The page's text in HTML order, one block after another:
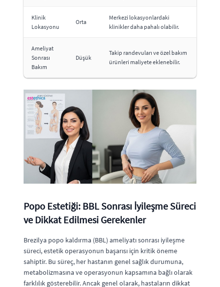
Klinik
Lokasyonu
Orta
Merkezi lokasyonlardaki
klinikler daha pahalı olabilir.
Ameliyat
Sonrası
Bakım
Düşük
Takip randevuları ve özel bakım
ürünleri maliyete eklenebilir.
Popo Estetiği: BBL Sonrası İyileşme Süreci
ve Dikkat Edilmesi Gerekenler
Brezilya popo kaldırma (BBL) ameliyatı sonrası iyileşme
süreci, estetik operasyonun başarısı için kritik öneme
sahiptir. Bu süreç, her hastanın genel sağlık durumuna,
metabolizmasına ve operasyonun kapsamına bağlı olarak
farklılık gösterebilir. Ancak genel olarak, hastaların dikkat